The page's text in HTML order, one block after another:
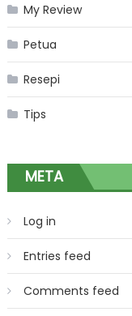
My Review
Petua
Resepi
Tips
META
Log in
Entries feed
Comments feed